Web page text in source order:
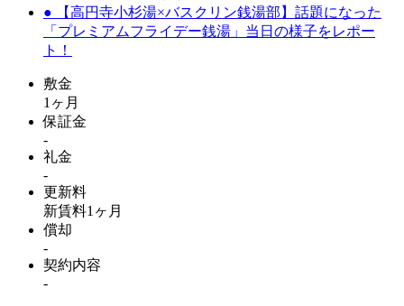
● 【高円寺小杉湯×バスクリン銭湯部】話題になった
「プレミアムフライデー銭湯」当日の様子をレポー
ト！
敷金
1ヶ月
保証金
-
礼金
-
更新料
新賃料1ヶ月
償却
-
契約内容
-